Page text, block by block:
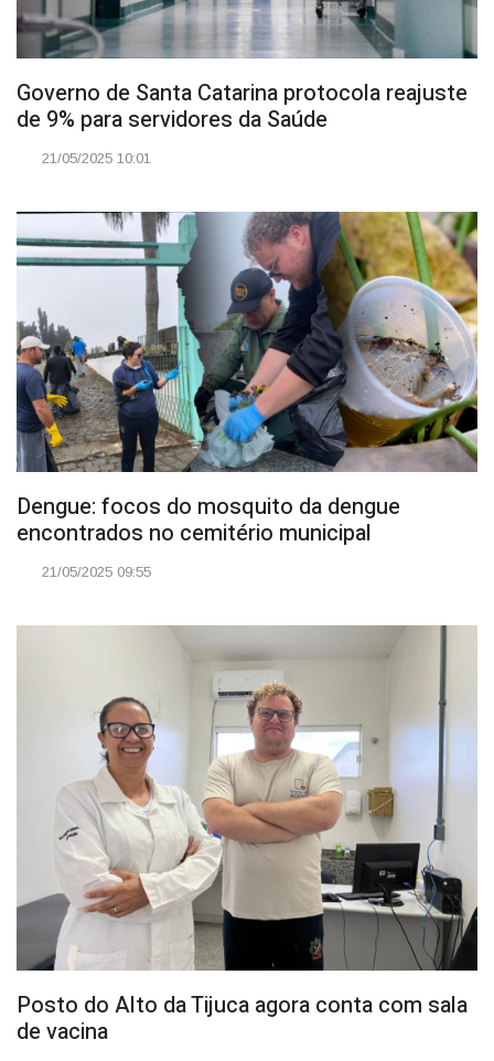
Governo de Santa Catarina protocola reajuste
de 9% para servidores da Saúde
21/05/2025 10:01
Dengue: focos do mosquito da dengue
encontrados no cemitério municipal
21/05/2025 09:55
Posto do Alto da Tijuca agora conta com sala
de vacina